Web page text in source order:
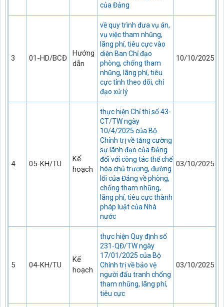
của Đảng
3 01-HD/BCĐ
Hướng
dẫn
về quy trình đưa vụ án,
vụ việc tham nhũng,
lãng phí, tiêu cực vào
diện Ban Chỉ đạo
phòng, chống tham
nhũng, lãng phí, tiêu
cực tỉnh theo dõi, chỉ
đạo xử lý
10/10/2025
4 05-KH/TU
Kế
hoạch
thực hiện Chỉ thị số 43-
CT/TW ngày
10/4/2025 của Bộ
Chính trị về tăng cường
sự lãnh đạo của Đảng
đối với công tác thể chế
hóa chủ trương, đường
lối của Đảng về phòng,
chống tham nhũng,
lãng phí, tiêu cực thành
pháp luật của Nhà
nước
03/10/2025
5 04-KH/TU
Kế
hoạch
thực hiện Quy định số
231-QĐ/TW ngày
17/01/2025 của Bộ
Chính trị về bảo vệ
người đấu tranh chống
tham nhũng, lãng phí,
tiêu cực
03/10/2025